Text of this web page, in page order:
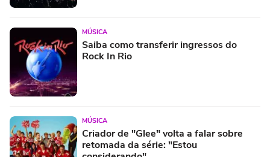
MÚSICA
Saiba como transferir ingressos do
Rock In Rio
MÚSICA
Criador de "Glee" volta a falar sobre
retomada da série: "Estou